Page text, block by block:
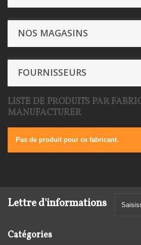
NOS MAGASINS
FOURNISSEURS
LISTE DE PRODUITS PAR
MANUFACTURER
Pas de produit pour ce fabricant.
Lettre d'informations
Catégories